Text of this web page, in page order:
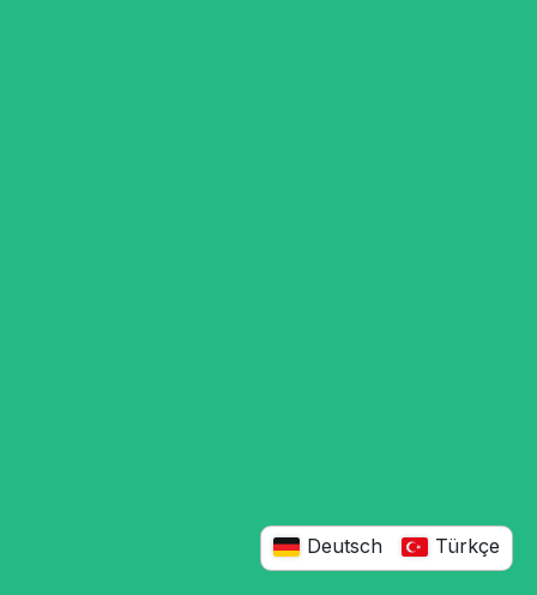
Deutsch Türkçe